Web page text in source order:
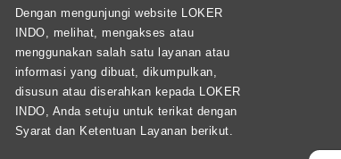
Dengan mengunjungi website LOKER
INDO, melihat, mengakses atau
menggunakan salah satu layanan atau
informasi yang dibuat, dikumpulkan,
disusun atau diserahkan kepada LOKER
INDO, Anda setuju untuk terikat dengan
Syarat dan Ketentuan Layanan berikut.